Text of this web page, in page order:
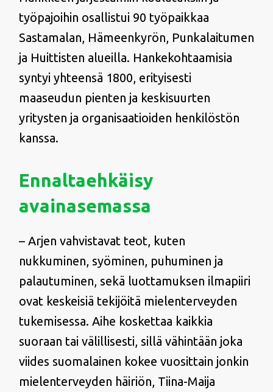
työpajoihin osallistui 90 työpaikkaa
Sastamalan, Hämeenkyrön, Punkalaitumen
ja Huittisten alueilla. Hankekohtaamisia
syntyi yhteensä 1800, erityisesti
maaseudun pienten ja keskisuurten
yritysten ja organisaatioiden henkilöstön
kanssa.
Ennaltaehkäisy
avainasemassa
– Arjen vahvistavat teot, kuten
nukkuminen, syöminen, puhuminen ja
palautuminen, sekä luottamuksen ilmapiiri
ovat keskeisiä tekijöitä mielenterveyden
tukemisessa. Aihe koskettaa kaikkia
suoraan tai välillisesti, sillä vähintään joka
viides suomalainen kokee vuosittain jonkin
mielenterveyden häiriön, Tiina-Maija